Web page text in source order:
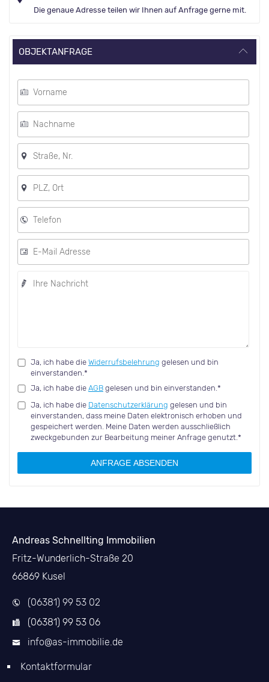
Die genaue Adresse teilen wir Ihnen auf Anfrage gerne mit.
OBJEKTANFRAGE
Ja, ich habe die Widerrufsbelehrung gelesen und bin
einverstanden.*
Ja, ich habe die AGB gelesen und bin einverstanden.*
Ja, ich habe die Datenschutzerklärung gelesen und bin
einverstanden, dass meine Daten elektronisch erhoben und
gespeichert werden. Meine Daten werden ausschließlich
zweckgebunden zur Bearbeitung meiner Anfrage genutzt.*
ANFRAGE ABSENDEN
Andreas Schnellting Immobilien
Fritz-Wunderlich-Straße 20
66869 Kusel
(06381) 99 53 02
(06381) 99 53 06
info@as-immobilie.de
Kontaktformular